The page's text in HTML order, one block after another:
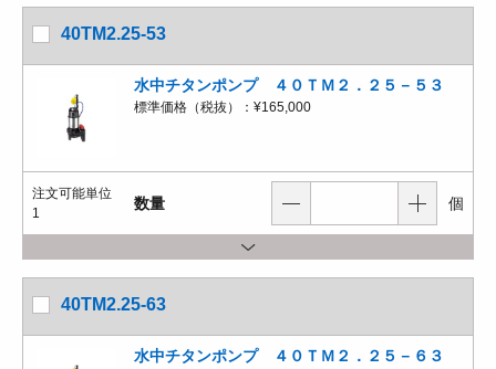
40TM2.25-53
水中チタンポンプ ４０ＴＭ２．２５－５３
標準価格（税抜）： ¥165,000
注文可能単位
1
数量 個
40TM2.25-63
水中チタンポンプ ４０ＴＭ２．２５－６３